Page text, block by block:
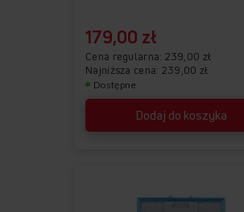
Dodaj do koszyka
179,00 zł
Cena regularna 239,00 zł
Najniższa cena: 239,00 zł
Dostępne